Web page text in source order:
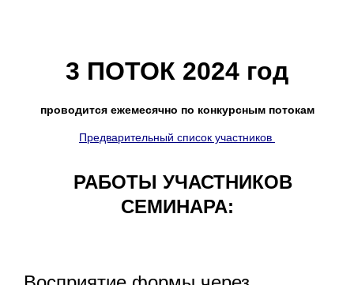
3 ПОТОК 2024 год
проводится ежемесячно по конкурсным потокам
Предварительный список участников
РАБОТЫ УЧАСТНИКОВ
СЕМИНАРА: